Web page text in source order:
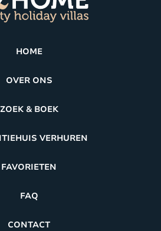
HOME
OVER ONS
ZOEK & BOEK
VERHUREN
FAVORIETEN
FAQ
CONTACT